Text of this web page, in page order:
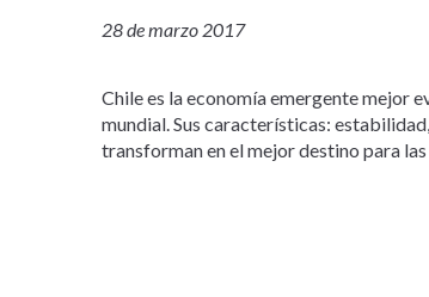
28 de marzo 2017
Chile es la economía emergente mejor
mundial. Sus características:
transforman en el mejor destino para